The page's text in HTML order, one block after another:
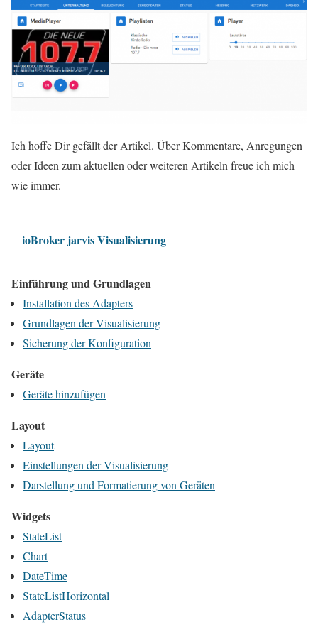
Ich hoffe Dir gefällt der Artikel. Über Kommentare, Anregungen
oder Ideen zum aktuellen oder weiteren Artikeln freue ich mich
wie immer.
ioBroker jarvis Visualisierung
Einführung und Grundlagen
Installation des Adapters
Grundlagen der Visualisierung
Sicherung der Konfiguration
Geräte
Geräte hinzufügen
Layout
Layout
Einstellungen der Visualisierung
Darstellung und Formatierung von Geräten
Widgets
StateList
Chart
DateTime
StateListHorizontal
AdapterStatus